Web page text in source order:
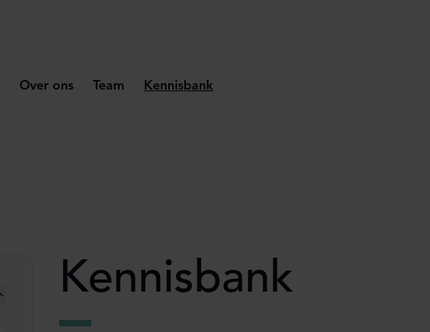
Over ons Team Kennisbank
Kennisbank